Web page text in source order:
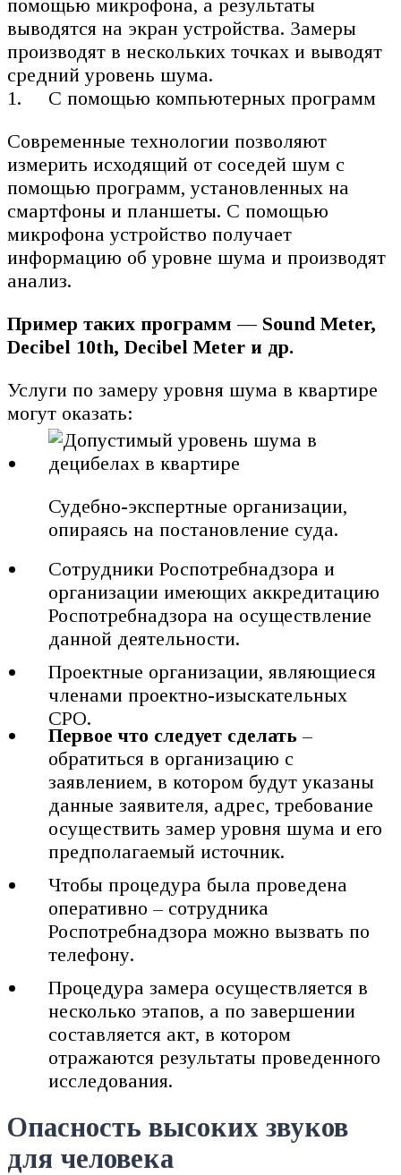
помощью микрофона, а результаты
выводятся на экран устройства. Замеры
производят в нескольких точках и выводят
средний уровень шума.
С помощью компьютерных программ
Современные технологии позволяют
измерить исходящий от соседей шум с
помощью программ, установленных на
смартфоны и планшеты. С помощью
микрофона устройство получает
информацию об уровне шума и производят
анализ.
Пример таких программ — Sound Meter,
Decibel 10th, Decibel Meter и др.
Услуги по замеру уровня шума в квартире
могут оказать:
Судебно-экспертные организации,
опираясь на постановление суда.
Сотрудники Роспотребнадзора и
организации имеющих аккредитацию
Роспотребнадзора на осуществление
данной деятельности.
Проектные организации, являющиеся
членами проектно-изыскательных
СРО.
Первое что следует сделать –
обратиться в организацию с
заявлением, в котором будут указаны
данные заявителя, адрес, требование
осуществить замер уровня шума и его
предполагаемый источник.
Чтобы процедура была проведена
оперативно – сотрудника
Роспотребнадзора можно вызвать по
телефону.
Процедура замера осуществляется в
несколько этапов, а по завершении
составляется акт, в котором
отражаются результаты проведенного
исследования.
Опасность высоких звуков
для человека